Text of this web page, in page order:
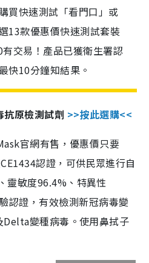
買快速測試「看門口」或
13款優惠價快速測試套裝
交易！產品已獲衛生署認
快10分鐘知結果。
抗原檢測試劑 >>按此選購<<
官網有售，優惠價只要
認證，可供民眾進行自
靈敏度96.4%、特異性
認證，有效檢測新冠病毒變
變種病毒。使用鼻拭子